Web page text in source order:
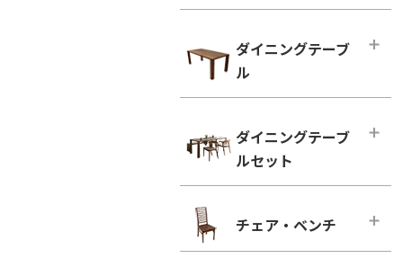
ハイタイプ テレビボード
幅100cm未満
幅100cm～150cm未満
幅150cm～200cm未満
幅200cm～300cm未満
幅300cm以上
ウォールナット
ブラックチェリー
ホワイトオーク
幅100cm未満
幅100cm以上
引き出し付きタイプ
ウォールナット
ホワイトオーク
ホワイトアッシュ
ダイニングテーブ
ル
幅100cm～150cm未満
幅150cm～200cm未満
2人用
4人用
ダイニングテーブ
ルセット
凛／RIN チェア・ベンチ